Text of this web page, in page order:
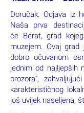
Doručak. Odjava iz
Naša prva
će Berat, grad
muzejem. Ovaj
dobro očuvanom
jednim od najljepših
prozora“,
karakterističnog
još uvijek naseljena,